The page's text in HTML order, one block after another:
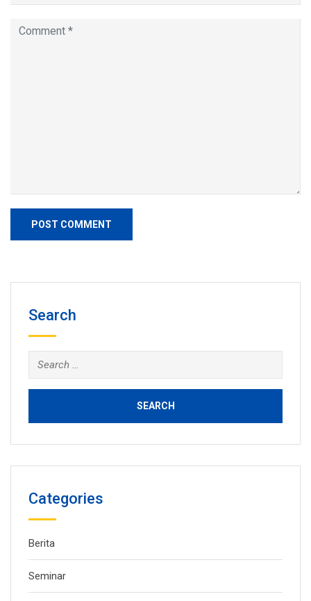
Search
Search
for:
Categories
Berita
Seminar